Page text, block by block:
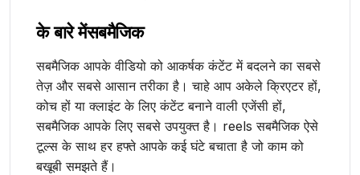
के बारे मेंसबमैजिक
सबमैजिक आपके वीडियो को आकर्षक कंटेंट में बदलने का सबसे
तेज़ और सबसे आसान तरीका है। चाहे आप अकेले क्रिएटर हों,
कोच हों या क्लाइंट के लिए कंटेंट बनाने वाली एजेंसी हों,
सबमैजिक आपके लिए सबसे उपयुक्त है। reels सबमैजिक ऐसे
टूल्स के साथ हर हफ्ते आपके कई घंटे बचाता है जो काम को
बखूबी समझते हैं।